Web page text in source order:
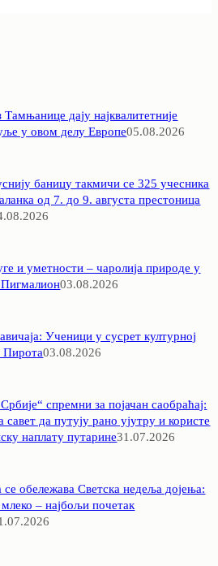
дају најквалитетније
у овом делу Европе05.08.2026
баницу такмичи се 325 учесника
од 7. до 9. августа престоница
и уметности – чаролија природе у
Пигмалион03.08.2026
Ученици у сусрет културној
Пирота03.08.2026
спремни за појачан саобраћај:
савет да путују рано ујутру и користе
наплату путарине31.07.2026
обележава Светска недеља дојења:
– најбољи почетак